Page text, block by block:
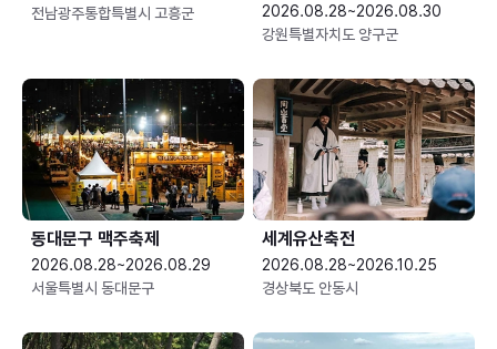
전남광주통합특별시 고흥군
2026.08.28~2026.08.30
강원특별자치도 양구군
동대문구 맥주축제
2026.08.28~2026.08.29
서울특별시 동대문구
세계유산축전
2026.08.28~2026.10.25
경상북도 안동시